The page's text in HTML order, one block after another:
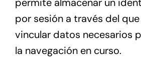
permite almacenar un
por sesión a través del
vincular datos necesarios
la navegación en curso.